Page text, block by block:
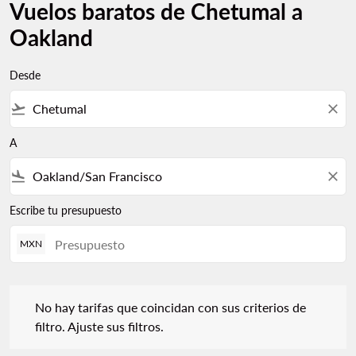
Vuelos baratos de Chetumal a
Oakland
Desde
flight_takeoff close
A
flight_land close
Escribe tu presupuesto
MXN
No hay tarifas que coincidan con sus criterios de
filtro. Ajuste sus filtros.